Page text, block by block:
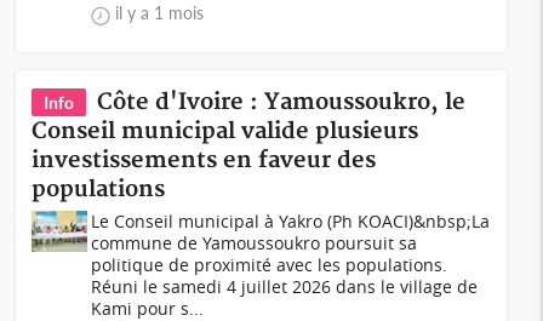
il y a 1 mois
Info
Côte d'Ivoire : Yamoussoukro, le
Conseil municipal valide plusieurs
investissements en faveur des
populations
Le Conseil municipal à Yakro (Ph KOACI)&nbsp;La
commune de Yamoussoukro poursuit sa
politique de proximité avec les populations.
Réuni le samedi 4 juillet 2026 dans le village de
Kami pour s...